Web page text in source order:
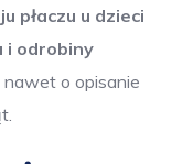
płaczu u dzieci
i odrobiny
nawet o opisanie